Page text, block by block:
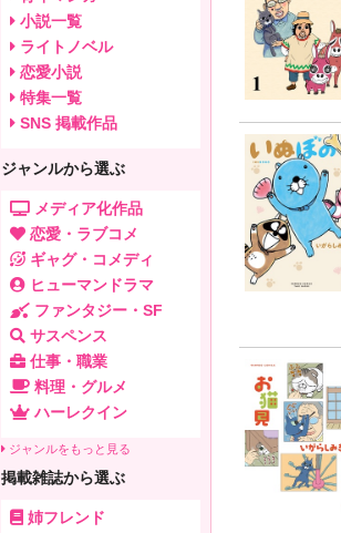
小説一覧
ライトノベル
恋愛小説
特集一覧
SNS 掲載作品
ジャンルから選ぶ
メディア化作品
恋愛・ラブコメ
ギャグ・コメディ
ヒューマンドラマ
ファンタジー・SF
サスペンス
仕事・職業
料理・グルメ
ハーレクイン
ジャンルをもっと見る
掲載雑誌から選ぶ
姉フレンド